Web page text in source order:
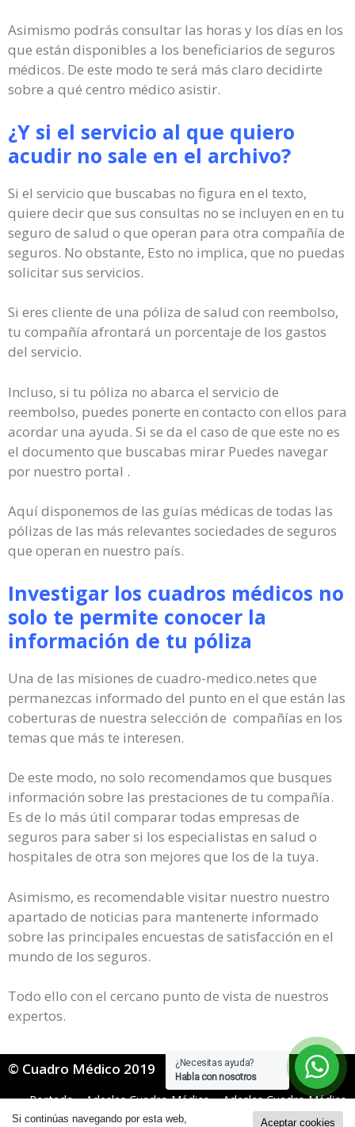
¿Necesitas ayuda?
Habla con nosotros
Asimismo podrás consultar las horas y los días en los
que están disponibles a los beneficiarios de seguros
médicos. De este modo te será más claro decidirte
sobre a qué centro médico asistir.
¿Y si el servicio al que quiero
acudir no sale en el archivo?
Si el servicio que buscabas no figura en el texto,
quiere decir que sus consultas no se incluyen en en tu
seguro de salud o que operan para otra compañía de
seguros. No obstante, Esto no implica, que no puedas
solicitar sus servicios.
Si eres cliente de una póliza de salud con reembolso,
tu compañía afrontará un porcentaje de los gastos
del servicio.
Incluso, si tu póliza no abarca el servicio de
reembolso, puedes ponerte en contacto con ellos para
acordar una ayuda. Si se da el caso de que este no es
el documento que buscabas mirar Puedes navegar
por nuestro portal .
Aquí disponemos de las guías médicas de todas las
pólizas de las más relevantes sociedades de seguros
que operan en nuestro país.
Investigar los cuadros médicos no
solo te permite conocer la
información de tu póliza
Una de las misiones de cuadro-medico.netes que
permanezcas informado del punto en el que están las
coberturas de nuestra selección de compañías en los
temas que más te interesen.
De este modo, no solo recomendamos que busques
información sobre las prestaciones de tu compañía.
Es de lo más útil comparar todas empresas de
seguros para saber si los especialistas en salud o
hospitales de otra son mejores que los de la tuya.
Asimismo, es recomendable visitar nuestro nuestro
apartado de noticias para mantenerte informado
sobre las principales encuestas de satisfacción en el
mundo de los seguros.
Todo ello con el cercano punto de vista de nuestros
expertos.
© Cuadro Médico 2019
Portada»Adeslas Cuadro Médico»Adeslas Cuadro Médico
Isfas »adeslas isfas cuadro medico Orense
Aceptar cookies
Si continúas navegando por esta web,